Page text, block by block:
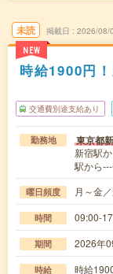
未読
NEW
掲載日 2026/08/
時給1900円
交通費別途支給あり
勤務地 東京都
新宿駅
駅から
曜日頻度 月～金
時間 09:00-
期間 2026年
時給
時給